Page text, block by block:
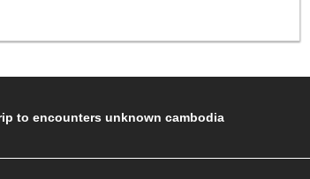
to encounters unknown cambodia